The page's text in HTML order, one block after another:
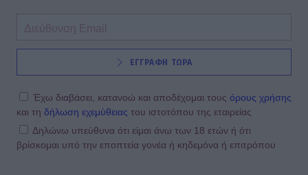
ΕΓΓΡΑΦΗ ΤΩΡΑ
Έχω διαβάσει, κατανοώ και αποδέχομαι τους όρους χρήσης
και τη δήλωση εχεμύθειας του ιστοτόπου της εταιρείας
Δηλώνω υπεύθυνα ότι είμαι άνω των 18 ετών ή ότι
βρίσκομαι υπό την εποπτεία γονέα ή κηδεμόνα ή επιτρόπου